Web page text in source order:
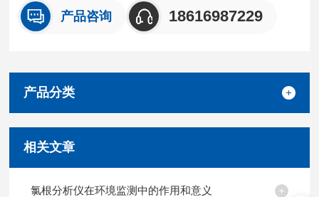
产品咨询 18616987229
产品分类
相关文章
氯根分析仪在环境监测中的作用和意义